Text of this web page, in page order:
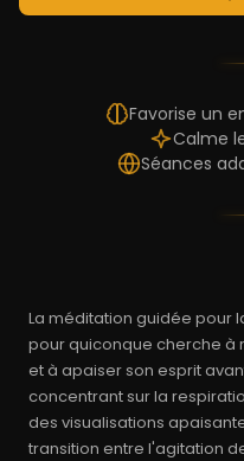
Favorise un
Calme
Séances
La méditation guidée pour
pour quiconque cherche à
et à apaiser son esprit
concentrant sur la
des visualisations
transition entre l'agitation